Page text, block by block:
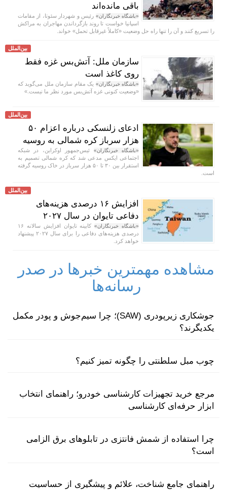
باقی مانده‌اند
«باشگاه خبرنگاران» رئیس و شهردار سئوتا، از مقامات
اسپانیا خواست تا روند بازگرداندن مهاجران به مراکش
را تسریع کنند و آن را تنها راه حل وضعیت «کاملاً غیرقابل تحمل» خواند.
بین‌الملل
سازمان ملل: آتش‌بس غزه فقط
روی کاغذ است
«باشگاه خبرنگاران» یک مقام سازمان ملل می‌گوید که
«وضعیت کنونی غزه آتش‌بس مورد نظر ما نیست.»
بین‌الملل
ادعای زلنسکی درباره اعزام ۵۰
هزار سرباز کره شمالی به روسیه
«باشگاه خبرنگاران» ئیس‌جمهور اوکراین، در شبکه
اجتماعی ایکس مدعی شد که کره شمالی تصمیم به
استقرار بین ۳۰ تا ۵۰ هزار سرباز در خاک روسیه گرفته
است.
بین‌الملل
افزایش ۱۶ درصدی هزینه‌های
دفاعی تایوان در سال ۲۰۲۷
«باشگاه خبرنگاران»
کابینه تایوان افزایش سالانه ۱۶
درصدی هزینه‌های دفاعی را برای سال ۲۰۲۷ پیشنهاد
خواهد کرد.
مشاهده مهمترین خبرها در صدر
رسانه‌ها
جوشکاری زیرپودری (SAW)؛ چرا سیم‌جوش و پودر مکمل
یکدیگرند؟
چوب مبل سلطنتی را چگونه تمیز کنیم؟
مرجع خرید تجهیزات کارشناسی خودرو؛ راهنمای انتخاب
ابزار حرفه‌ای کارشناسی
چرا استفاده از شمش فانتزی در تابلوهای برق الزامی
است؟
راهنمای جامع شناخت، علائم و پیشگیری از حساسیت